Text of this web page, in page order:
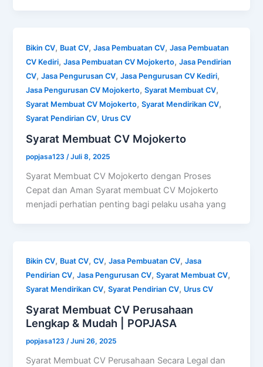
Bikin CV, Buat CV,Jasa Pembuatan CV,Jasa Pembuatan
CV Kediri,Jasa Pembuatan CV Mojokerto,Jasa Pendirian
CV,Jasa Pengurusan CV,Jasa Pengurusan CV Kediri,
Jasa Pengurusan CV Mojokerto,Syarat Membuat CV,
Syarat Membuat CV Mojokerto,Syarat Mendirikan CV,
Syarat Pendirian CV, Urus CV
Syarat Membuat CV Mojokerto
popjasa123 /Juli 8, 2025
Syarat Membuat CV Mojokerto dengan Proses
Cepat dan Aman Syarat membuat CV Mojokerto
menjadi perhatian penting bagi pelaku usaha yang
Bikin CV, Buat CV,CV,Jasa Pembuatan CV,Jasa
Pendirian CV,Jasa Pengurusan CV,Syarat Membuat CV,
Syarat Mendirikan CV,Syarat Pendirian CV, Urus CV
Syarat Membuat CV Perusahaan
Lengkap & Mudah | POPJASA
popjasa123/Juni 26, 2025
Syarat Membuat CV Perusahaan Secara Legal dan